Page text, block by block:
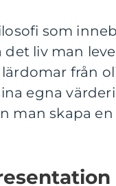
som
liv man
från
egna
man skapa